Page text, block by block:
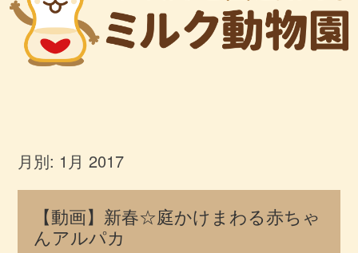
月別: 1月 2017
【動画】新春☆庭かけまわる赤ちゃ
んアルパカ